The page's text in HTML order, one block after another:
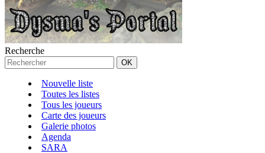
Recherche
Nouvelle liste
Toutes les listes
Tous les joueurs
Carte des joueurs
Galerie photos
Agenda
SARA